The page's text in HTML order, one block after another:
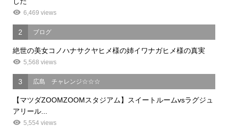
6,469 views
2 ブログ
絶世の美女コノハナサクヤヒメ様の姉イワナガヒメ様の真実
5,568 views
3 広島 チャレンジ☆☆☆
【マツダZOOMZOOMスタジアム】スイートルームvsラグジュ
アリール...
5,554 views